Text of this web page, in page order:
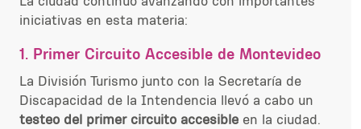
iniciativas en esta materia:
1. Primer Circuito Accesible de Montevideo
La División Turismo junto con la Secretaría de
Discapacidad de la Intendencia llevó a cabo un
testeo del primer circuito accesible en la ciudad.